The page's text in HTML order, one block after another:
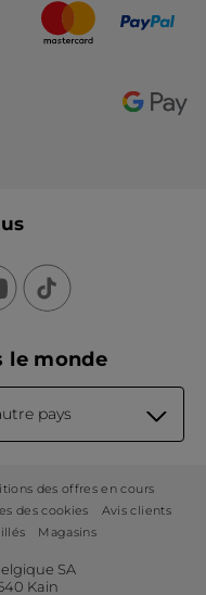
le monde
pays
des offres en cours
des cookies
Avis clients
Magasins
SA
Kain